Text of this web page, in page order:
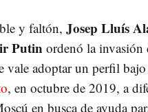
y faltón, Josep Lluís
Putinordenó la invasión
vale adoptar un perfil bajo
, en octubre de 2019, a
en busca de ayuda